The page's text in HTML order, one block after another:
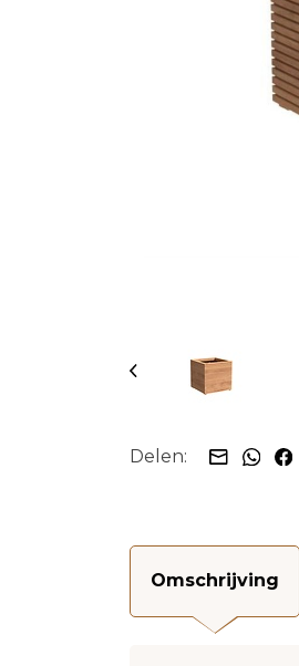
Delen:
Omschrijving